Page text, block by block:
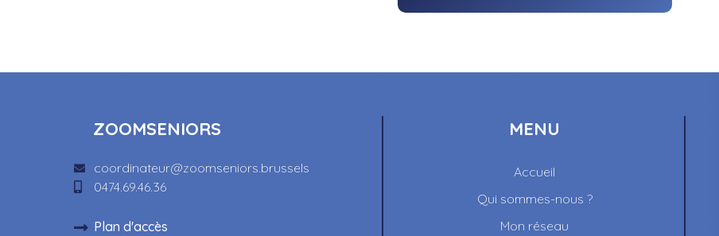
ZOOMSENIORS
coordinateur@zoomseniors.brussels
0474.69.46.36
Plan d'accès
MENU
Accueil
Qui sommes-nous ?
Mon réseau